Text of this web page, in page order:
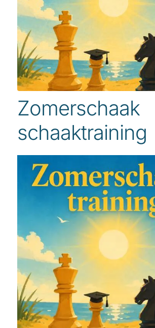
Zomerschaak
schaaktraining